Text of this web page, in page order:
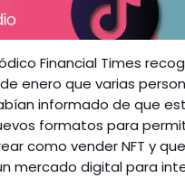
Financial Times
enero que varias
informado de que
formatos para
como vender NFT y
mercado digital para